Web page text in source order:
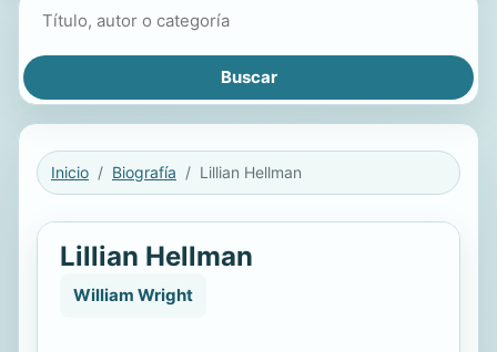
Inicio Biografía Lillian Hellman
Lillian Hellman
William Wright